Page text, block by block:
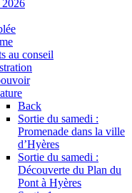
2026
au conseil
Back
Sortie du samedi :
Promenade dans la ville
d’Hyères
Sortie du samedi :
Découverte du Plan du
Pont à Hyères